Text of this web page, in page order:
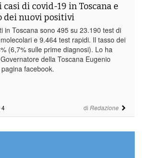
4 di Redazione
di covid-19 in Toscana e
dei nuovi positivi
in Toscana sono 495 su 23.190 test di
e 9.464 test rapidi. Il tasso dei
(6,7% sulle prime diagnosi). Lo ha
della Toscana Eugenio
facebook.